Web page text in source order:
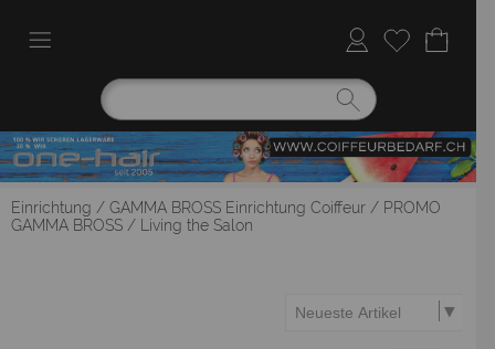
Einrichtung / GAMMA BROSS Einrichtung Coiffeur / PROMO
GAMMA BROSS / Living the Salon